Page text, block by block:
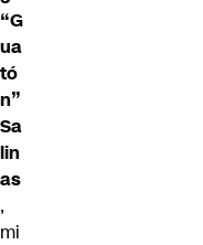
“G
ua
tó
n”
Sa
lin
as
,
mi